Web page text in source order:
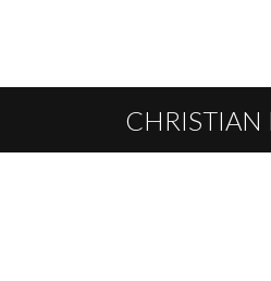
CHRISTIAN